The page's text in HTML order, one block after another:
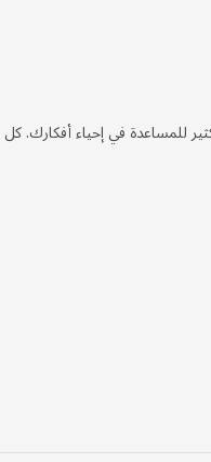
في إحياء أفكارك. كل